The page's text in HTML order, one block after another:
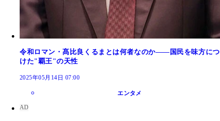
令和ロマン・髙比良くるまとは何者なのか――国民を味方につ
けた"覇王"の天性
2025年05月14日 07:00
エンタメ